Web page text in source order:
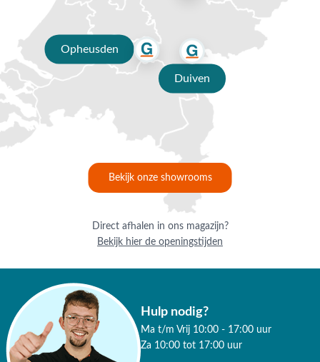
ons dan op
0488-441220
, stuur een e-mail naar
info@vdgarde.nl of maak gebruik van de chatfunctie.
Uiteraard ben je ook van harte welkom in onze showroom in
Opheusden, Duiven of Apeldoorn. Onze specialisten voorzien
je graag van een deskundig advies op maat.
Waarom kopen bij Van der Garde
tuinmeubelen?
✔ 80 jaar ervaring
✔ Persoonlijk advies van specialisten
✔ 9.4/10 uit 19.500+ klantbeoordelingen
✔ Gratis verzending vanaf €50,-
Opheusden
Duiven
Bekijk onze showrooms
Direct afhalen in ons magazijn?
Bekijk hier de openingstijden
Hulp nodig?
Ma t/m Vrij 10:00 - 17:00 uur
Za 10:00 tot 17:00 uur